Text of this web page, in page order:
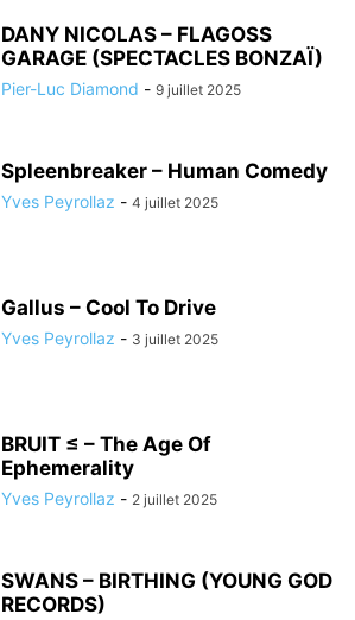
DANY NICOLAS – FLAGOSS
GARAGE (SPECTACLES BONZAÏ)
Pier-Luc Diamond - 9 juillet 2025
Spleenbreaker – Human Comedy
Yves Peyrollaz - 4 juillet 2025
Gallus – Cool To Drive
Yves Peyrollaz - 3 juillet 2025
BRUIT ≤ – The Age Of
Ephemerality
Yves Peyrollaz - 2 juillet 2025
SWANS – BIRTHING (YOUNG GOD
RECORDS)